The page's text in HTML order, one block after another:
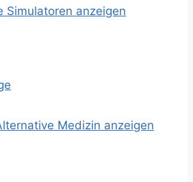
Simulatoren anzeigen
Medizin anzeigen